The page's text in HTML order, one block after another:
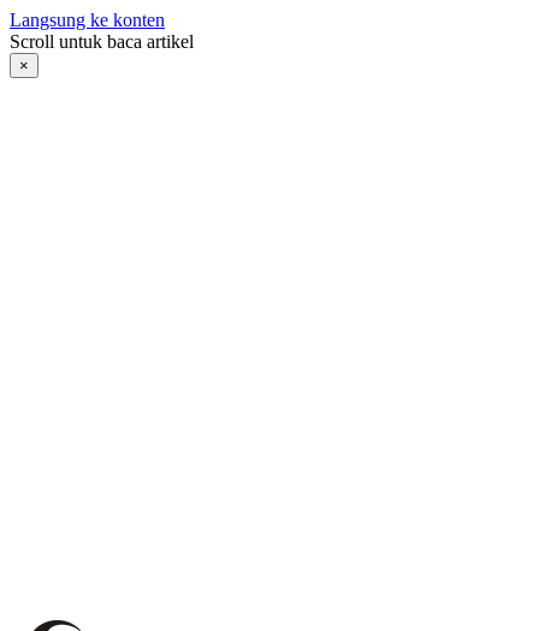
Langsung ke konten
Scroll untuk baca artikel
×